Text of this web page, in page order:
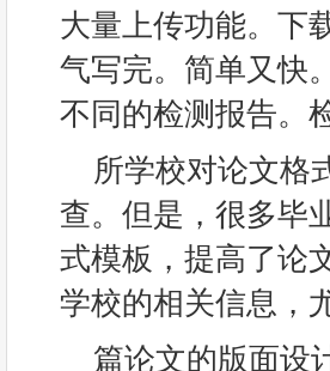
大量上传功能。下
气写完。简单又快
不同的检测报告。
所学校对论文格
查。但是，很多毕
式模板，提高了论
学校的相关信息，
篇论文的版面设